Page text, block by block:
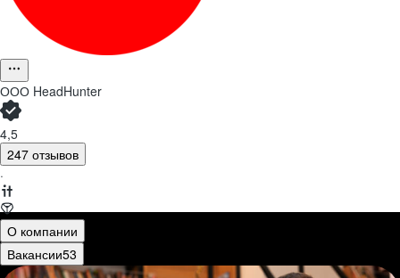
ООО HeadHunter
4,5
247 отзывов
·
О компании
Вакансии53